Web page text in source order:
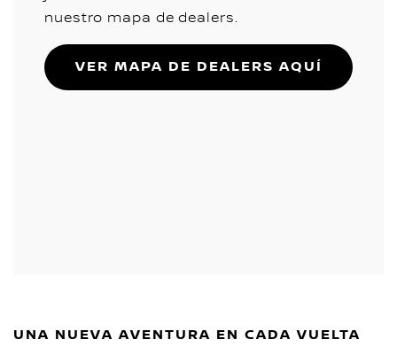
nuestro mapa de dealers.
VER MAPA DE DEALERS AQUÍ
UNA NUEVA AVENTURA EN CADA VUELTA